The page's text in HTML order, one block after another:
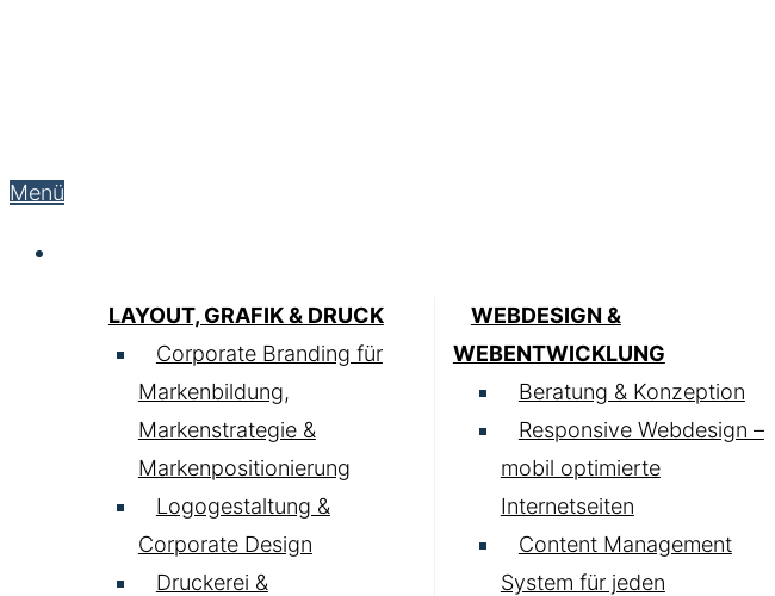
Menü
LAYOUT, GRAFIK & DRUCK
Corporate Branding für
Markenbildung,
Markenstrategie &
Markenpositionierung
Logogestaltung &
Corporate Design
Druckerei &
WEBDESIGN &
WEBENTWICKLUNG
Beratung & Konzeption
Responsive Webdesign –
mobil optimierte
Internetseiten
Content Management
System für jeden